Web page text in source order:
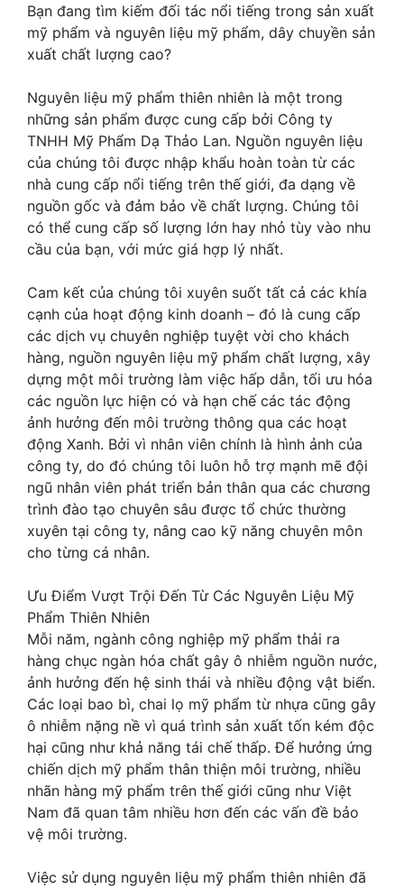
Bạn đang tìm kiếm đối tác nổi tiếng trong sản xuất
mỹ phẩm và nguyên liệu mỹ phẩm, dây chuyền sản
xuất chất lượng cao?
Nguyên liệu mỹ phẩm thiên nhiên là một trong
những sản phẩm được cung cấp bởi Công ty
TNHH Mỹ Phẩm Dạ Thảo Lan. Nguồn nguyên liệu
của chúng tôi được nhập khẩu hoàn toàn từ các
nhà cung cấp nổi tiếng trên thế giới, đa dạng về
nguồn gốc và đảm bảo về chất lượng. Chúng tôi
có thể cung cấp số lượng lớn hay nhỏ tùy vào nhu
cầu của bạn, với mức giá hợp lý nhất.
Cam kết của chúng tôi xuyên suốt tất cả các khía
cạnh của hoạt động kinh doanh – đó là cung cấp
các dịch vụ chuyên nghiệp tuyệt vời cho khách
hàng, nguồn nguyên liệu mỹ phẩm chất lượng, xây
dựng một môi trường làm việc hấp dẫn, tối ưu hóa
các nguồn lực hiện có và hạn chế các tác động
ảnh hưởng đến môi trường thông qua các hoạt
động Xanh. Bởi vì nhân viên chính là hình ảnh của
công ty, do đó chúng tôi luôn hỗ trợ mạnh mẽ đội
ngũ nhân viên phát triển bản thân qua các chương
trình đào tạo chuyên sâu được tổ chức thường
xuyên tại công ty, nâng cao kỹ năng chuyên môn
cho từng cá nhân.
Ưu Điểm Vượt Trội Đến Từ Các Nguyên Liệu Mỹ
Phẩm Thiên Nhiên
Mỗi năm, ngành công nghiệp mỹ phẩm thải ra
hàng chục ngàn hóa chất gây ô nhiễm nguồn nước,
ảnh hưởng đến hệ sinh thái và nhiều động vật biển.
Các loại bao bì, chai lọ mỹ phẩm từ nhựa cũng gây
ô nhiễm nặng nề vì quá trình sản xuất tốn kém độc
hại cũng như khả năng tái chế thấp. Để hưởng ứng
chiến dịch mỹ phẩm thân thiện môi trường, nhiều
nhãn hàng mỹ phẩm trên thế giới cũng như Việt
Nam đã quan tâm nhiều hơn đến các vấn đề bảo
vệ môi trường.
Việc sử dụng nguyên liệu mỹ phẩm thiên nhiên đã